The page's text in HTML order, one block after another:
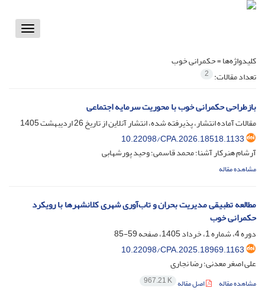
Toggle
کلیدواژه‌ها =حکمرانی خوب
تعداد مقالات: 2
بازطراحی حکمرانی خوب با محوریت سرمایه اجتماعی
مقالات آماده انتشار، پذیرفته شده، انتشار آنلاین از تاریخ26 اردیبهشت 1405
10.22098/CPA.2026.18518.1133
آرشام هنرکار آشنا؛ محمد قاسمی؛ وحید پورشهابی
مشاهده مقاله
مطالعه تطبیقی مدیریت بحران و تاب‌آوری شهری کلانشهرها با رویکرد
حکمرانی خوب
دوره 4، شماره 1، خرداد 1405، صفحه
59-85
10.22098/CPA.2025.18969.1163
علی اصغر معدنی؛ رضا نجاری
مشاهده مقاله اصل مقاله 967.21 K